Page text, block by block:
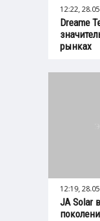
12:22,
Dreame
рынках
12:19,
JA Solar